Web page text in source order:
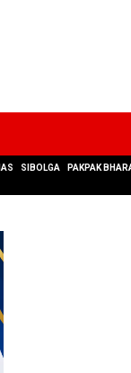
SIBOLGA PAKPAK